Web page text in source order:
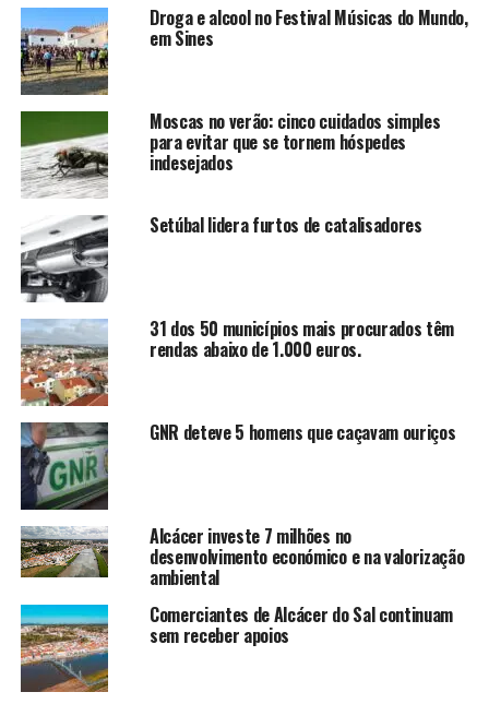
Droga e alcool no Festival Músicas do Mundo,
em Sines
Moscas no verão: cinco cuidados simples
para evitar que se tornem hóspedes
indesejados
Setúbal lidera furtos de catalisadores
31 dos 50 municípios mais procurados têm
rendas abaixo de 1.000 euros.
GNR deteve 5 homens que caçavam ouriços
Alcácer investe 7 milhões no
desenvolvimento económico e na valorização
ambiental
Comerciantes de Alcácer do Sal continuam
sem receber apoios